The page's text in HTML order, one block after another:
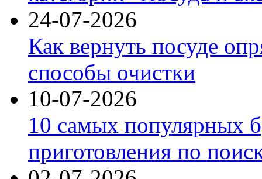
24-07-2026
Как вернуть посуде
способы очистки
10-07-2026
10 самых популярных
приготовления по